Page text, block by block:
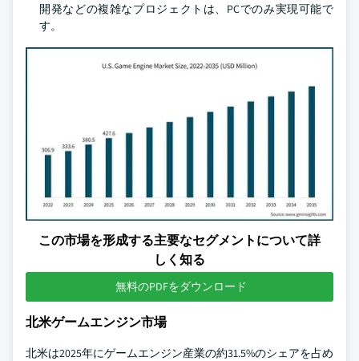
開発などの複雑なプロジェクトは、PCでのみ実現可能で
す。
この市場を形成する主要なセグメントについて詳
しく知る
無料のPDFをダウンロード
北米ゲームエンジン市場
北米は2025年にゲームエンジン産業の約31.5%のシェアを占め